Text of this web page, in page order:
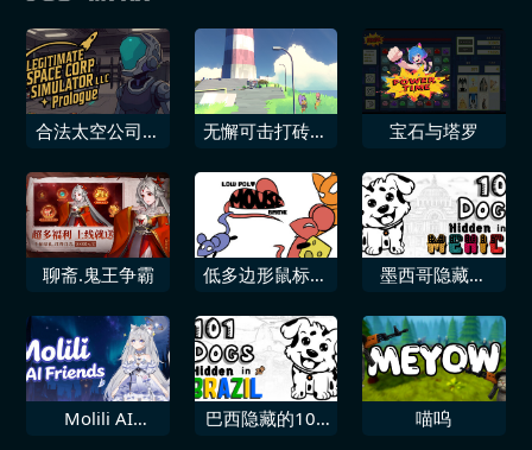
合法太空公司模
司序章
无懈可击打砖块
宝石与塔罗
聊斋.鬼王争霸
低多边形鼠标游
墨西哥隐藏的
Molili AI
巴西隐藏的101
喵呜